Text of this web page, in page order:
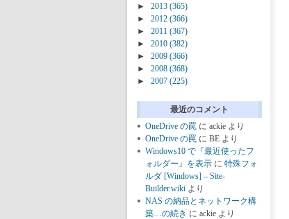
►
2013 (365)
►
2012 (366)
►
2011 (367)
►
2010 (382)
►
2009 (366)
►
2008 (368)
►
2007 (225)
最近のコメント
OneDrive の罠 に ackie より
OneDrive の罠 に BE より
Windows10 で『最近使ったフ
ォルダー』を表示 に 特殊フォ
ルダ [Windows] – Site-
Builder.wiki より
NAS の納品とネットワーク構
築…の続き に ackie より